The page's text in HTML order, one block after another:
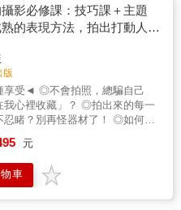
哲學系教授，著名現象學家）
試圖抓住主體，但它給人的印像
彷彿它可以逃脫或已經逃脫了
以可以說，這一切的樞紐，同
玻璃窗，既能揭開主體，又能
護主體。這就是一切開始和一切
線，這就是照相機的眼睛的可見
性及其對主體的超越-攝相的邊
實的對象。」
拉格查理大學哲學系教授） 「全
的辯証思考攝影，恰恰填補華
需要的哲思建構基礎。」
應，無法立即回看的不確定性
數位時代的攝影人，願意回頭
& 來自英國的百萬
（Kai Wong），將他對「類
的熱情都分享在這本書裡，列
攝影訣竅，希望幫助想要使用底
，或是讓你對底片從一時好奇變
是
、更愛攝影，來自英倫的
片感到好奇嗎？不知道該怎麼
》中歸納出一些實用小祕訣與
用底片拍出絕讚啵兒棒得照
。你。而。寫！」 & 「這並
影必修課：技巧課＋主題
的表現方法，拍出打動人心
版
照，總騙自己
收藏」？ ◎拍出來的每一
？別再怪器材了！ ◎如何才
解，藉此吸收和加深所學技巧
好者從入門到精通的自學用書
元
車